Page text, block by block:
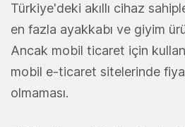
Türkiye'deki akıllı cihaz
en fazla ayakkabı ve giyim
Ancak mobil ticaret için
mobil e-ticaret sitelerinde fiyat
olmaması.